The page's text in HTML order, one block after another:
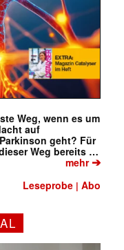
Weg, wenn es um
auf
geht? Für
Weg bereits …
mehr➔
Leseprobe |Abo